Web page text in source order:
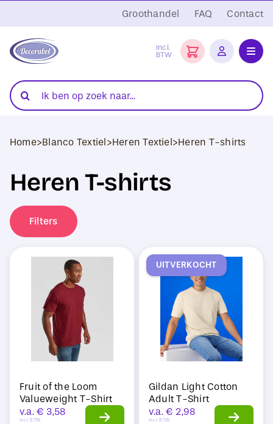
naar
inhoud
Groothandel FAQ Contact
Incl.
BTW
Folies
Transferpersen
Sublimatie
Blanco Textiel
Hobby Artikelen
DTF Transfers
Zoeken
naar:
Home>Blanco Textiel>Heren Textiel>Heren T-shirts
Heren T-shirts
Filters
Fruit of the Loom
Valueweight T-Shirt
v.a. € 3,58
Incl. BTW
UITVERKOCHT
Gildan Light Cotton
Adult T-Shirt
v.a. € 2,98
Incl. BTW